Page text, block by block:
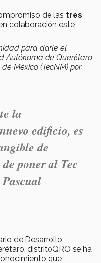
de las tres
colaboración este
para darle el
Autónoma de Querétaro
México (TecNM) por
la
edificio, es
de
poner al Tec
de Desarrollo
distritoQRO se ha
que